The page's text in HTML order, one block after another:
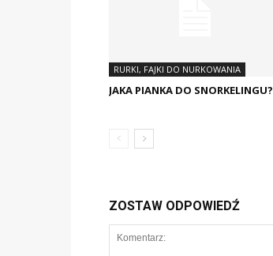
RURKI, FAJKI DO NURKOWANIA
JAKA PIANKA DO SNORKELINGU?
ZOSTAW ODPOWIEDŹ